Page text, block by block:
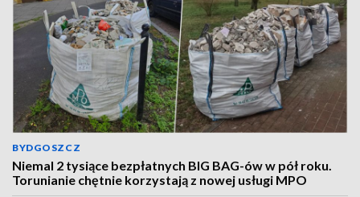
BYDGOSZCZ
Niemal 2 tysiące bezpłatnych BIG BAG-ów w pół roku.
Torunianie chętnie korzystają z nowej usługi MPO